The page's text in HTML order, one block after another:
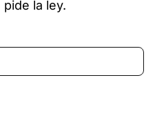
la ley.